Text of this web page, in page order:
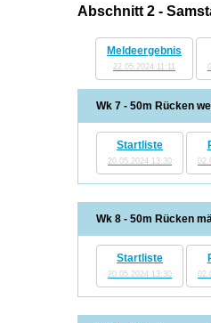
Abschnitt 2 -
Meldeergebnis
22.05.2024 11:11
Wk 7 - 50m Rücken
Startliste
20.05.2024 13:30
Wk 8 - 50m Rücken
Startliste
20.05.2024 13:30